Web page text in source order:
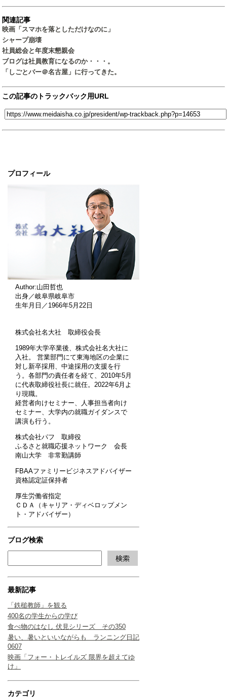
プロフィール
Author:山田哲也
出身／岐阜県岐阜市
生年月日／1966年5月22日
株式会社名大社 取締役会長
1989年大学卒業後、株式会社名大社に
入社。 営業部門にて東海地区の企業に
対し新卒採用、中途採用の支援を行
う。各部門の責任者を経て、2010年5月
に代表取締役社長に就任。2022年6月よ
り現職。
経営者向けセミナー、人事担当者向け
セミナー、大学内の就職ガイダンスで
講演も行う。
株式会社パフ 取締役
ふるさと就職応援ネットワーク 会長
南山大学 非常勤講師
FBAAファミリービジネスアドバイザー
資格認定証保持者
厚生労働省指定
ＣＤＡ（キャリア・ディベロップメン
ト・アドバイザー）
ブログ検索
最新記事
「鉄槌教師」を観る
400名の学生からの学び
食べ物のはなし 伏見シリーズ その350
暑い、暑いといいながらも ランニング日記
0607
映画「フォー・トレイルズ 限界を超えてゆ
け」
カテゴリ
関連記事
映画「スマホを落としただけなのに」
シャープ崩壊
社員総会と年度末懇親会
ブログは社員教育になるのか・・・。
「しごとバー＠名古屋」に行ってきた。
この記事のトラックバック用URL